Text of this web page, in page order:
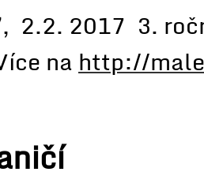
, 2.2. 2017 3.
na http://